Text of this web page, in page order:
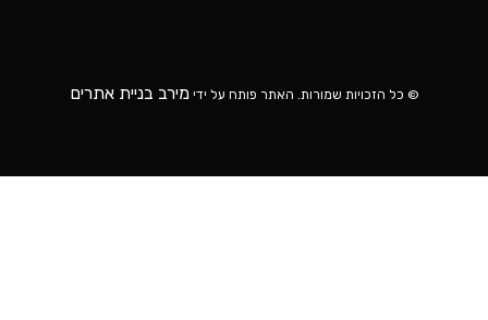
© כל הזכויות שמורות. האתר פותח על ידימירב בניית אתרים